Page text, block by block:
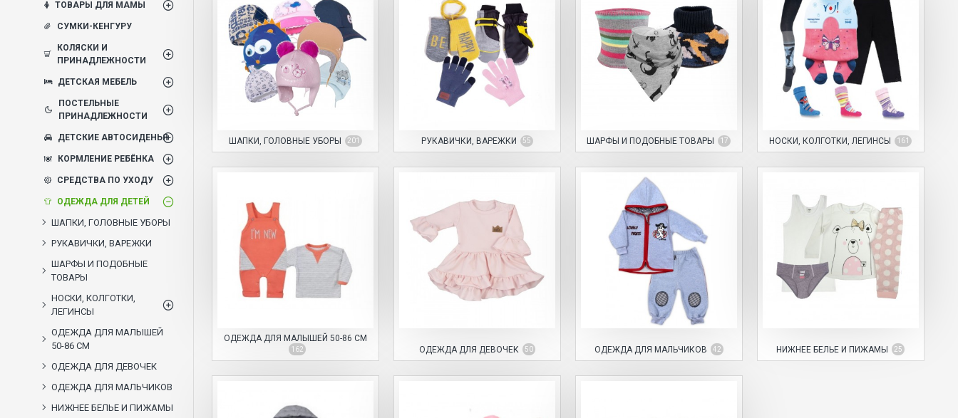
ТОВАРЫ ДЛЯ МАМЫ
СУМКИ-КЕНГУРУ
КОЛЯСКИ И
ПРИНАДЛЕЖНОСТИ
ДЕТСКАЯ МЕБЕЛЬ
ПОСТЕЛЬНЫЕ
ПРИНАДЛЕЖНОСТИ
ДЕТСКИЕ АВТОСИДЕНЬЯ
КОРМЛЕНИЕ РЕБЁНКА
СРЕДСТВА ПО УХОДУ
ОДЕЖДА ДЛЯ ДЕТЕЙ
ШАПКИ, ГОЛОВНЫЕ УБОРЫ
РУКАВИЧКИ, ВАРЕЖКИ
ШАРФЫ И ПОДОБНЫЕ
ТОВАРЫ
НОСКИ, КОЛГОТКИ,
ЛЕГИНСЫ
ОДЕЖДА ДЛЯ МАЛЫШЕЙ
50-86 СМ
ОДЕЖДА ДЛЯ ДЕВОЧЕК
ОДЕЖДА ДЛЯ МАЛЬЧИКОВ
НИЖНЕЕ БЕЛЬЕ И ПИЖАМЫ
ШАПКИ, ГОЛОВНЫЕ УБОРЫ 201 РУКАВИЧКИ, ВАРЕЖКИ 55 ШАРФЫ И ПОДОБНЫЕ ТОВАРЫ 17 НОСКИ, КОЛГОТКИ, ЛЕГИНСЫ 161
ОДЕЖДА ДЛЯ МАЛЫШЕЙ 50-86 СМ
162 ОДЕЖДА ДЛЯ ДЕВОЧЕК 50 ОДЕЖДА ДЛЯ МАЛЬЧИКОВ 42 НИЖНЕЕ БЕЛЬЕ И ПИЖАМЫ 25